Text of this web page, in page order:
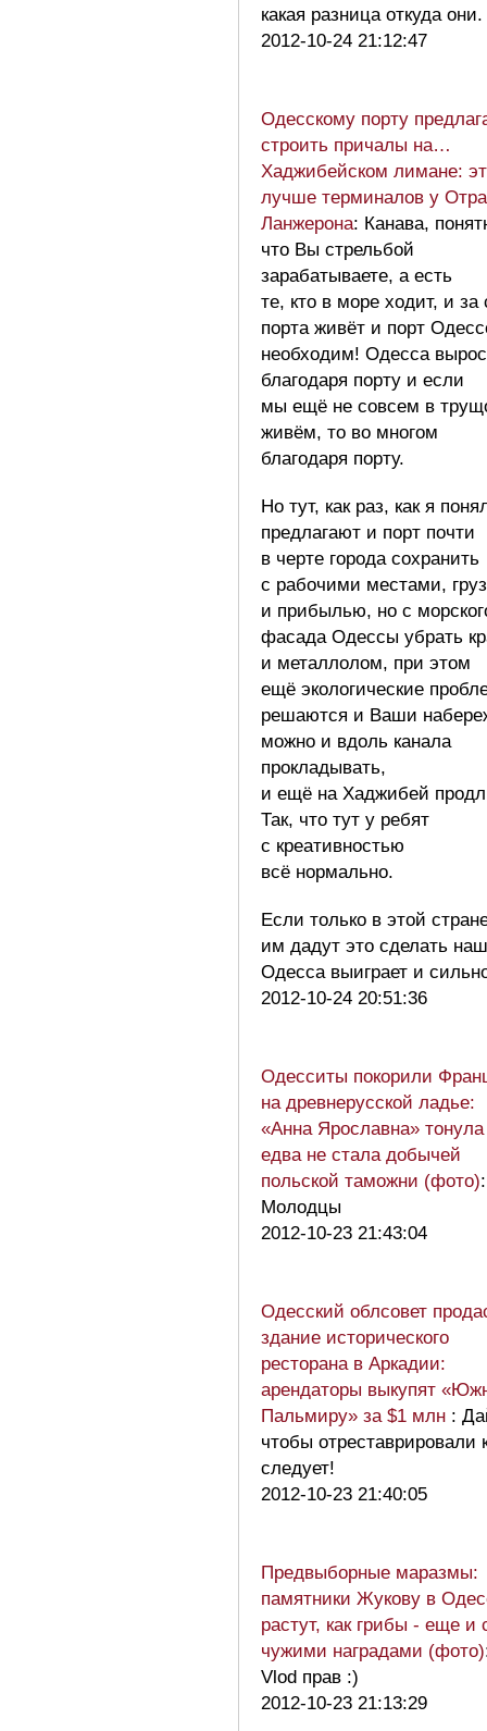
какая разница откуда
2012-10-24 21:12:47
Одесскому порту
строить причалы на…
Хаджибейском лимане:
лучше терминалов у
Ланжерона: Канава,
что Вы стрельбой
зарабатываете, а есть
те, кто в море ходит, и за
порта живёт и порт
необходим! Одесса
благодаря порту и если
мы ещё не совсем в
живём, то во многом
благодаря порту.
Но тут, как раз, как я
предлагают и порт почти
в черте города сохранить
с рабочими местами,
и прибылью, но с
фасада Одессы убрать
и металлолом, при этом
ещё экологические
решаются и Ваши
можно и вдоль канала
прокладывать,
и ещё на Хаджибей
Так, что тут у ребят
с креативностью
всё нормально.
Если только в этой
им дадут это сделать
Одесса выиграет и
2012-10-24 20:51:36
Одесситы покорили
на древнерусской ладье:
«Анна Ярославна»
едва не стала добычей
польской таможни (фото):
Молодцы
2012-10-23 21:43:04
Одесский облсовет
здание исторического
ресторана в Аркадии:
арендаторы выкупят
Пальмиру» за $1 млн :
чтобы отреставрировали
следует!
2012-10-23 21:40:05
Предвыборные маразмы:
памятники Жукову в
растут, как грибы - еще и
чужими наградами (фото)
Vlod прав :)
2012-10-23 21:13:29